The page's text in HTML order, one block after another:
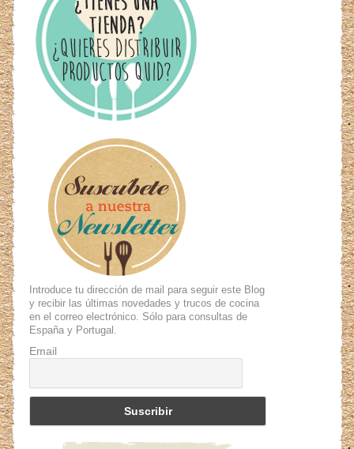
Introduce tu dirección de mail para seguir este Blog
y recibir las últimas novedades y trucos de cocina
en el correo electrónico. Sólo para consultas de
España y Portugal.
Email